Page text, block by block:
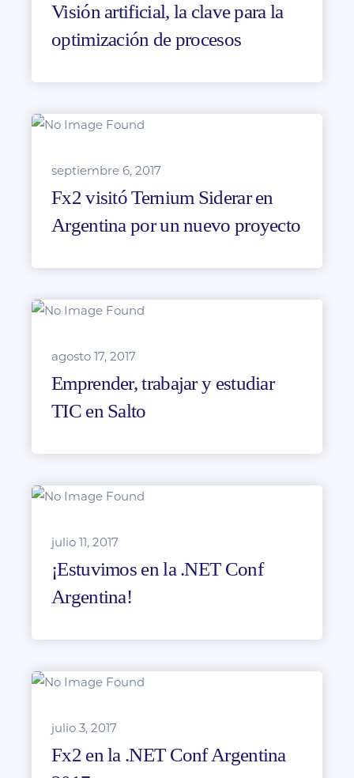
Visión artificial, la clave para la
optimización de procesos
septiembre 6, 2017
Fx2 visitó Ternium Siderar en
Argentina por un nuevo proyecto
agosto 17, 2017
Emprender, trabajar y estudiar
TIC en Salto
julio 11, 2017
¡Estuvimos en la .NET Conf
Argentina!
julio 3, 2017
Fx2 en la .NET Conf Argentina